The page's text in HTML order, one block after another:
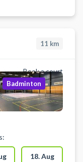
11 km
Book a court
Badminton
18. Aug